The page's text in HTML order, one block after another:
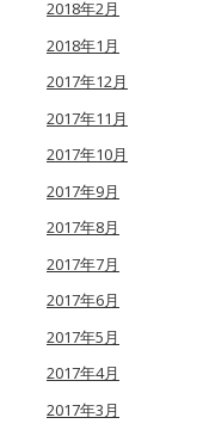
2018年2月
2018年1月
2017年12月
2017年11月
2017年10月
2017年9月
2017年8月
2017年7月
2017年6月
2017年5月
2017年4月
2017年3月